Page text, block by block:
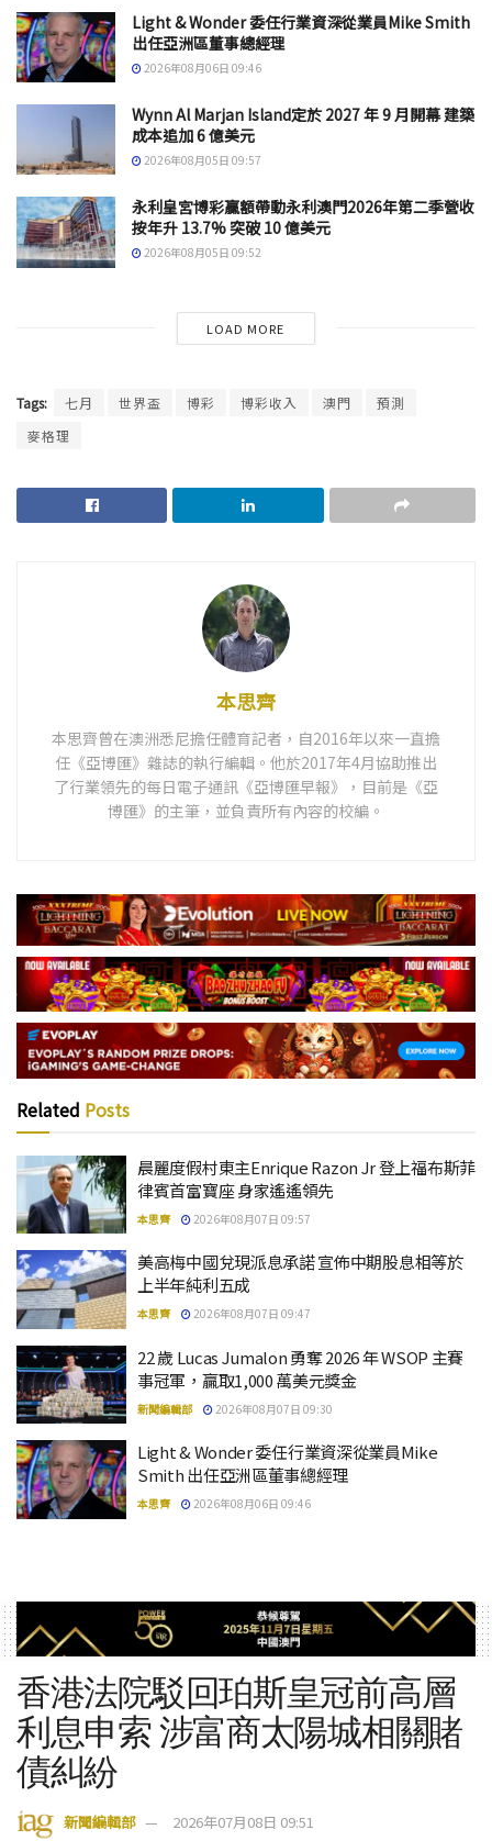
Light & Wonder 委任行業資深從業員Mike Smith
出任亞洲區董事總經理
2026年08月06日 09:46
Wynn Al Marjan Island定於 2027 年 9 月開幕 建築
成本追加 6 億美元
2026年08月05日 09:57
永利皇宮博彩贏額帶動永利澳門2026年第二季營收
按年升 13.7% 突破 10 億美元
2026年08月05日 09:52
LOAD MORE
Tags: 七月 世界盃 博彩 博彩收入 澳門
預測
麥格理
本思齊
本思齊曾在澳洲悉尼擔任體育記者，自2016年以來一直擔
任《亞博匯》雜誌的執行編輯。他於2017年4月協助推出
了行業領先的每日電子通訊《亞博匯早報》，目前是《亞
博匯》的主筆，並負責所有內容的校編。
Related Posts
晨麗度假村東主Enrique Razon Jr 登上福布斯菲
律賓首富寶座 身家遙遙領先
本思齊 2026年08月07日 09:57
美高梅中國兌現派息承諾 宣佈中期股息相等於
上半年純利五成
本思齊 2026年08月07日 09:47
22 歲 Lucas Jumalon 勇奪 2026 年 WSOP 主賽
事冠軍，贏取1,000 萬美元獎金
新聞編輯部 2026年08月07日 09:30
Light & Wonder 委任行業資深從業員Mike
Smith 出任亞洲區董事總經理
本思齊 2026年08月06日 09:46
香港法院駁回珀斯皇冠前高層
利息申索 涉富商太陽城相關賭
債糾紛
新聞編輯部 2026年07月08日 09:51